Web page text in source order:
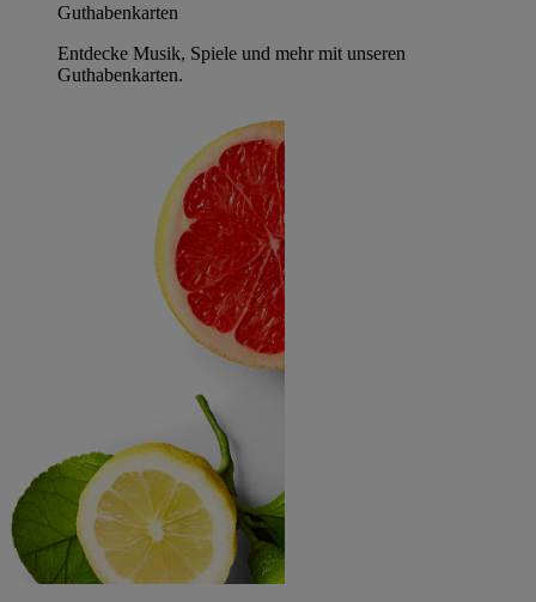
Guthabenkarten
Entdecke Musik, Spiele und mehr mit unseren
Guthabenkarten.